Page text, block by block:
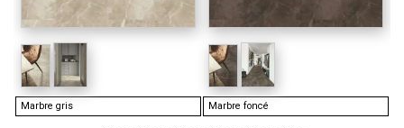
Marbre gris Marbre foncé